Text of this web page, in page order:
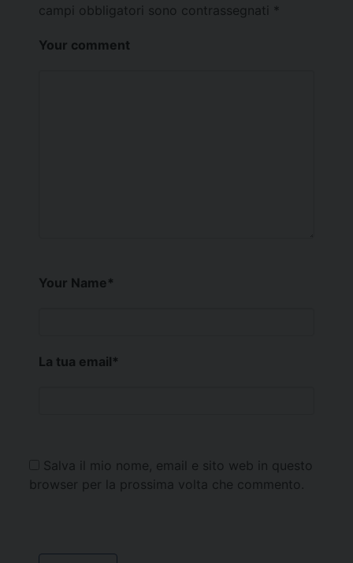
campi obbligatori sono contrassegnati *
Your comment
Your Name*
La tua email*
Salva il mio nome, email e sito web in questo
browser per la prossima volta che commento.